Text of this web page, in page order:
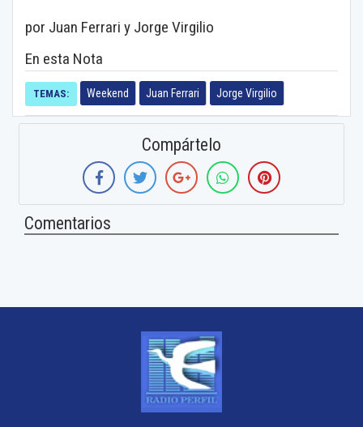
por Juan Ferrari y Jorge Virgilio
En esta Nota
TEMAS: Weekend Juan Ferrari Jorge Virgilio
Compártelo
Comentarios